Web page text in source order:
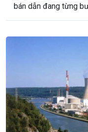
bán dẫn đang từng